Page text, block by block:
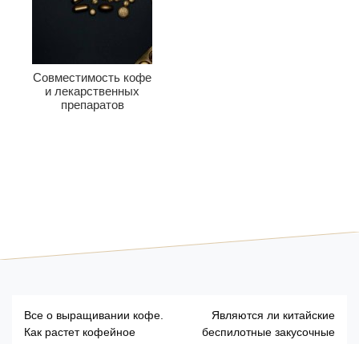
Совместимость кофе
и лекарственных
препаратов
Н
Все о выращивании кофе.
Как растет кофейное
Являются ли китайские
беспилотные закусочные